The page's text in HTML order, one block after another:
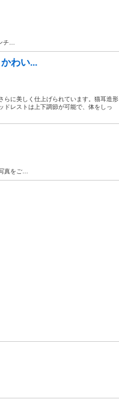
チ…
わい...
らに美しく仕上げられています。猫耳造形
ドレストは上下調節が可能で、体をしっ
真をご…